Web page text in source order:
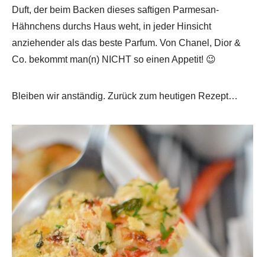
Duft, der beim Backen dieses saftigen Parmesan-
Hähnchens durchs Haus weht, in jeder Hinsicht
anziehender als das beste Parfum. Von Chanel, Dior &
Co. bekommt man(n) NICHT so einen Appetit! 😉
Bleiben wir anständig. Zurück zum heutigen Rezept…